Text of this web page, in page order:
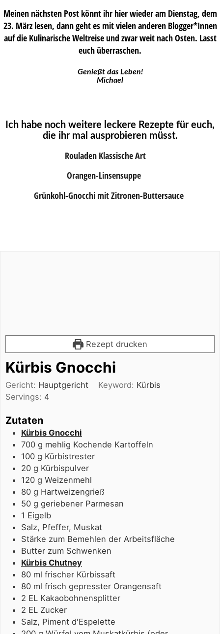
Meinen nächsten Post könnt ihr hier wieder am Dienstag, dem
23. März lesen, dann geht es mit vielen anderen Blogger*Innen
auf die Kulinarische Weltreise und zwar weit nach Osten. Lasst
euch überraschen.
Genießt das Leben!
Michael
Ich habe noch weitere leckere Rezepte für euch,
die ihr mal ausprobieren müsst.
Rouladen Klassische Art
Orangen-Linsensuppe
Grünkohl-Gnocchi mit Zitronen-Buttersauce
Rezept drucken
Kürbis Gnocchi
Gericht: Hauptgericht Keyword: Kürbis
Servings: 4
Zutaten
Kürbis Gnocchi
700 g mehlig Kochende Kartoffeln
100 g Kürbistrester
20 g Kürbispulver
120 g Weizenmehl
80 g Hartweizengrieß
50 g geriebener Parmesan
1 Eigelb
Salz, Pfeffer, Muskat
Stärke zum Bemehlen der Arbeitsfläche
Butter zum Schwenken
Kürbis Chutney
80 ml frischer Kürbissaft
80 ml frisch gepresster Orangensaft
2 EL Kakaobohnensplitter
2 EL Zucker
Salz, Piment d'Espelette